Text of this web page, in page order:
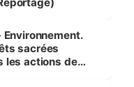
Environnement.
sacrées
les actions de